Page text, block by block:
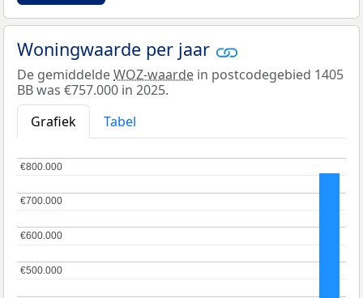
Woningwaarde per jaar
De gemiddeldeWOZ-waarde in postcodegebied 1405
BB was €757.000 in 2025.
Grafiek
Tabel
€500.000
€500.000
€600.000
€600.000
€700.000
€700.000
€800.000
€800.000